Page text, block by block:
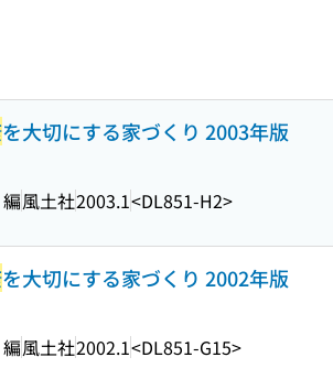
を大切にする家づくり 2003年版
風土社2003.1<DL851-H2>
を大切にする家づくり 2002年版
風土社2002.1<DL851-G15>